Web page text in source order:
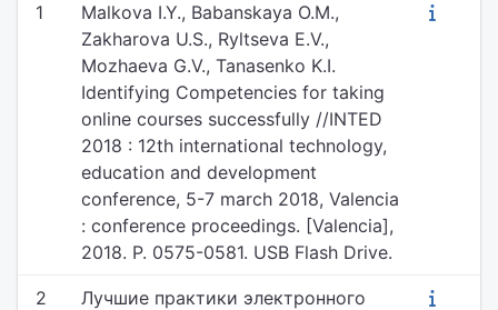
1
Malkova I.Y., Babanskaya O.M.,
Zakharova U.S., Ryltseva E.V.,
Mozhaeva G.V., Tanasenko K.I.
Identifying Competencies for taking
online courses successfully //INTED
2018 : 12th international technology,
education and development
conference, 5-7 march 2018, Valencia
: conference proceedings. [Valencia],
2018. P. 0575-0581. USB Flash Drive.
2
Лучшие практики электронного